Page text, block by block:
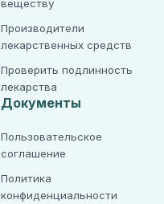
веществу
Производители
лекарственных средств
Проверить подлинность
лекарства
Документы
Пользовательское
соглашение
Политика
конфиденциальности